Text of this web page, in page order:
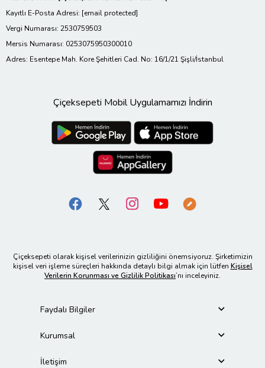
Kayıtlı E-Posta Adresi: [email protected]
Vergi Numarası: 2530759503
Mersis Numarası: 0253075950300010
Adres: Esentepe Mah. Kore Şehitleri Cad. No: 16/1/21 Şişli/İstanbul
Çiçeksepeti Mobil Uygulamamızı İndirin
Çiçeksepeti olarak kişisel verilerinizin gizliliğini önemsiyoruz. Şirketimizin
kişisel veri işleme süreçleri hakkında detaylı bilgi almak için lütfen Kişisel
Verilerin Korunması ve Gizlilik Politikası’nı inceleyiniz.
Faydalı Bilgiler
Kurumsal
İletişim